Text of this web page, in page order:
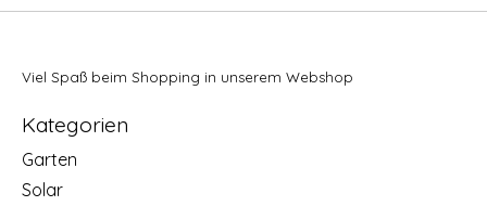
Viel Spaß beim Shopping in unserem Webshop
Kategorien
Garten
Solar